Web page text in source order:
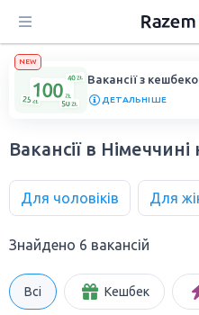
NEW
Вакансії з
ДЕТАЛЬНІШЕ
Вакансії в
Для чоловіків Для
Знайдено 6 вакансій
Всі Кешбек